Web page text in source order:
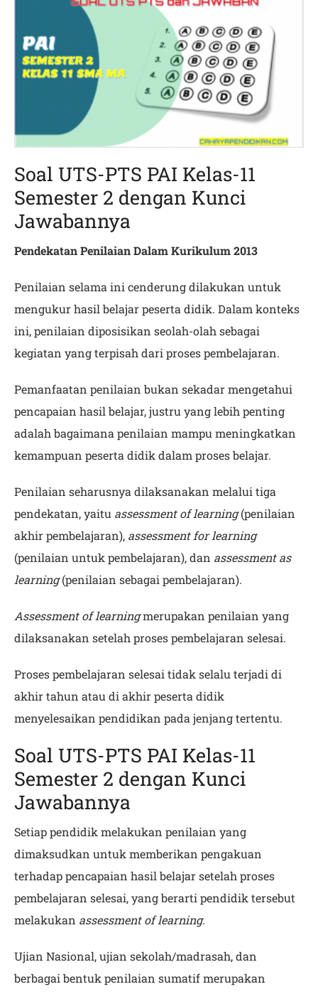
Soal UTS-PTS PAI Kelas-11
Semester 2 dengan Kunci
Jawabannya
Pendekatan Penilaian Dalam Kurikulum 2013
Penilaian selama ini cenderung dilakukan untuk
mengukur hasil belajar peserta didik. Dalam konteks
ini, penilaian diposisikan seolah-olah sebagai
kegiatan yang terpisah dari proses pembelajaran.
Pemanfaatan penilaian bukan sekadar mengetahui
pencapaian hasil belajar, justru yang lebih penting
adalah bagaimana penilaian mampu meningkatkan
kemampuan peserta didik dalam proses belajar.
Penilaian seharusnya dilaksanakan melalui tiga
pendekatan, yaitu assessment of learning(penilaian
akhir pembelajaran), assessment for learning
(penilaian untuk pembelajaran), dan assessment as
learning(penilaian sebagai pembelajaran).
Assessment of learningmerupakan penilaian yang
dilaksanakan setelah proses pembelajaran selesai.
Proses pembelajaran selesai tidak selalu terjadi di
akhir tahun atau di akhir peserta didik
menyelesaikan pendidikan pada jenjang tertentu.
Soal UTS-PTS PAI Kelas-11
Semester 2 dengan Kunci
Jawabannya
Setiap pendidik melakukan penilaian yang
dimaksudkan untuk memberikan pengakuan
terhadap pencapaian hasil belajar setelah proses
pembelajaran selesai, yang berarti pendidik tersebut
melakukan assessment of learning.
Ujian Nasional, ujian sekolah/madrasah, dan
berbagai bentuk penilaian sumatif merupakan